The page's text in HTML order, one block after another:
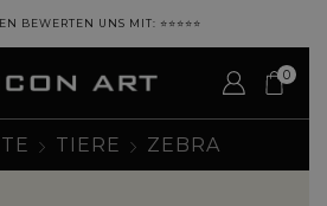
BEWERTEN UNS MIT: ⭐⭐⭐⭐⭐
0
TIERE ZEBRA